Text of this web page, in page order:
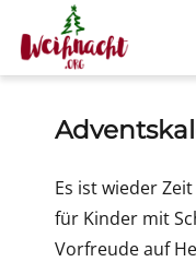
Es ist wieder
für Kinder mit
Vorfreude auf